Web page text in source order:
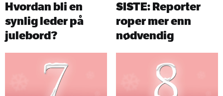
Hvordan bli en
synlig leder på
julebord?
SISTE: Reporter
roper mer enn
nødvendig